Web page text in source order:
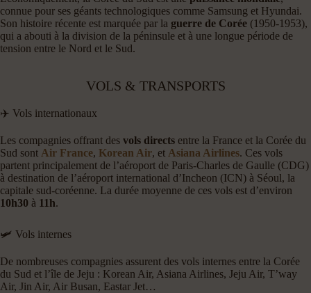
connue pour ses géants technologiques comme Samsung et Hyundai.
Son histoire récente est marquée par la guerre de Corée (1950-1953),
qui a abouti à la division de la péninsule et à une longue période de
tension entre le Nord et le Sud.
VOLS & TRANSPORTS
✈️ Vols internationaux
Les compagnies offrant des vols directs entre la France et la Corée du
Sud sont Air France, Korean Air, et Asiana Airlines. Ces vols
partent principalement de l’aéroport de Paris-Charles de Gaulle (CDG)
à destination de l’aéroport international d’Incheon (ICN) à Séoul, la
capitale sud-coréenne. La durée moyenne de ces vols est d’environ
10h30 à 11h.
🛩️ Vols internes
De nombreuses compagnies assurent des vols internes entre la Corée
du Sud et l’île de Jeju : Korean Air, Asiana Airlines, Jeju Air, T’way
Air, Jin Air, Air Busan, Eastar Jet…